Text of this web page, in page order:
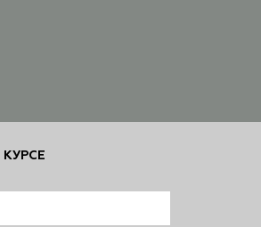
КУРСЕ